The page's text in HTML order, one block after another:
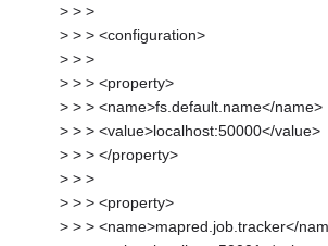
> > >
> > > <configuration>
> > >
> > > <property>
> > > <name>fs.default.name</name>
> > > <value>localhost:50000</value>
> > > </property>
> > >
> > > <property>
> > > <name>mapred.job.tracker</